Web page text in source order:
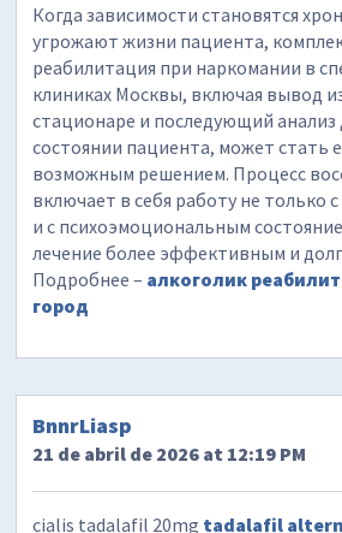
Когда зависимости становятся
угрожают жизни пациента,
реабилитация при наркомании в
клиниках Москвы, включая вывод
стационаре и последующий анализ
состоянии пациента, может стать
возможным решением. Процесс
включает в себя работу не только
и с психоэмоциональным
лечение более эффективным и
Подробнее – алкоголик
город
BnnrLiasp
21 de abril de 2026 at 12:19 PM
cialis tadalafil 20mg tadalafil